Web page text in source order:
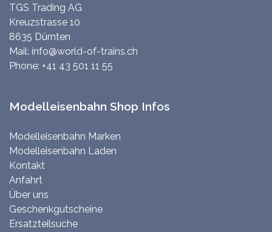
TGS Trading AG
Kreuzstrasse 10
8635 Dürnten
Mail: info@world-of-trains.ch
Phone: +41 43 501 11 55
Modelleisenbahn Shop Infos
Modelleisenbahn Marken
Modelleisenbahn Laden
Kontakt
Anfahrt
Über uns
Geschenkgutscheine
Ersatzteilsuche